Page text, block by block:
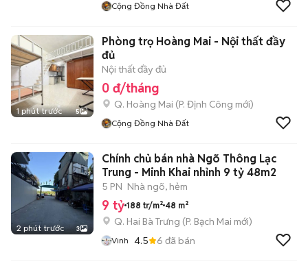
Cộng Đồng Nhà Đất
1 phút trước 5
Phòng trọ Hoàng Mai - Nội thất đầy
đủ
Nội thất đầy đủ
0 đ/tháng
Q. Hoàng Mai (P. Định Công mới)
Cộng Đồng Nhà Đất
2 phút trước 3
Chính chủ bán nhà Ngõ Thông Lạc
Trung - Minh Khai nhỉnh 9 tỷ 48m2
5 PN Nhà ngõ, hẻm
9 tỷ 188 tr/m² 48 m²
Q. Hai Bà Trưng (P. Bạch Mai mới)
Vinh 4.5 6 đã bán